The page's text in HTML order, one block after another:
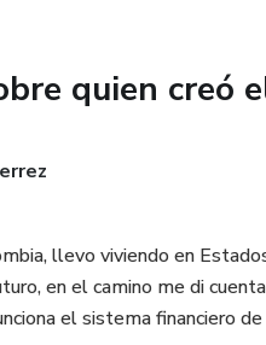
quien creó
llevo viviendo en
en el camino me di
el sistema financiero